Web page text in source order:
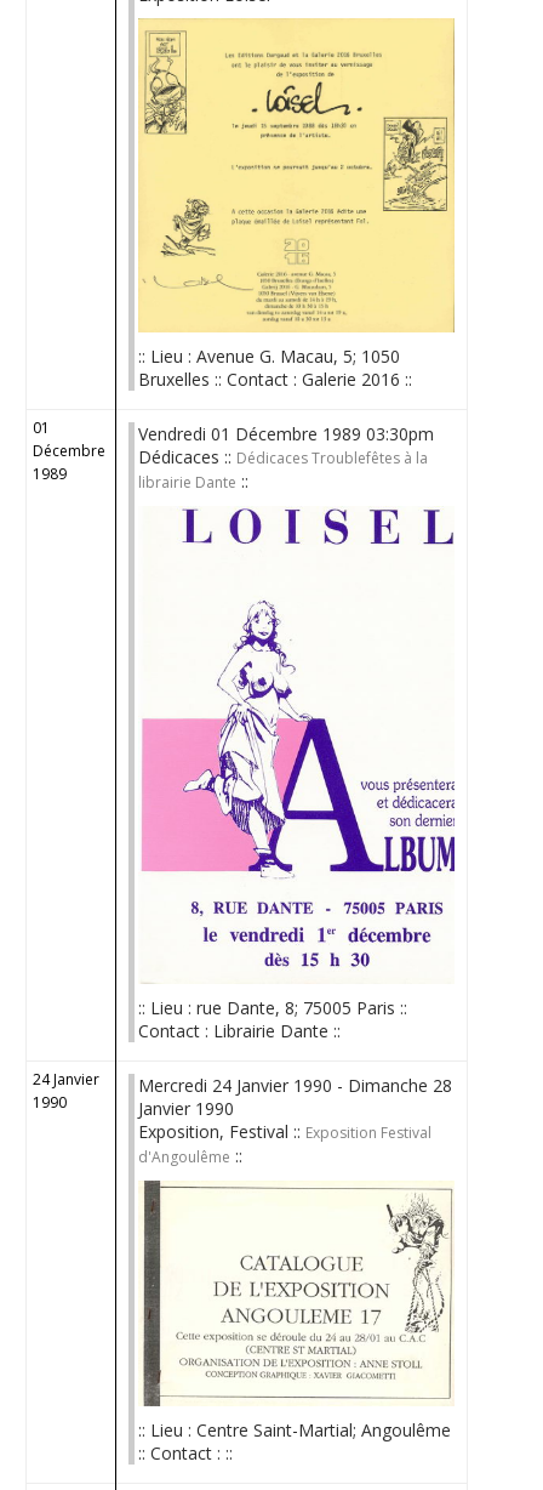
:: Lieu : Avenue G. Macau, 5; 1050
Bruxelles :: Contact : Galerie 2016 ::
01
Décembre
1989
Vendredi 01 Décembre 1989 03:30pm
Dédicaces :: Dédicaces Troublefêtes à la
librairie Dante ::
:: Lieu : rue Dante, 8; 75005 Paris ::
Contact : Librairie Dante ::
24 Janvier
1990
Mercredi 24 Janvier 1990 - Dimanche 28
Janvier 1990
Exposition, Festival :: Exposition Festival
d'Angoulême ::
:: Lieu : Centre Saint-Martial; Angoulême
:: Contact : ::